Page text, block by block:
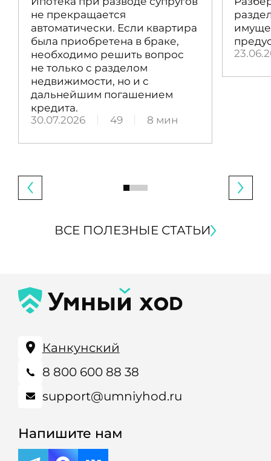
не прекращается
автоматически. Если квартира
была приобретена в браке,
необходимо решить вопрос
не только с разделом
недвижимости, но и с
дальнейшим погашением
кредита.
30.07.2026
49 8 мин
ВСЕ ПОЛЕЗНЫЕ СТАТЬИ
Канкунский
8 800 600 88 38
support@umniyhod.ru
Напишите нам